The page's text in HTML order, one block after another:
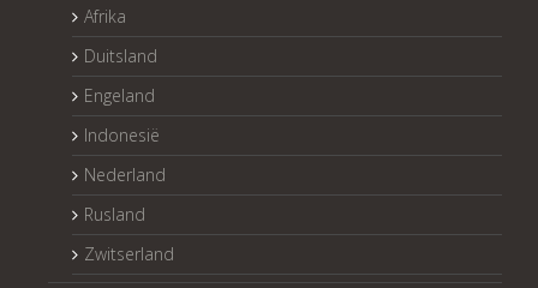
Afrika
Duitsland
Engeland
Indonesië
Nederland
Rusland
Zwitserland